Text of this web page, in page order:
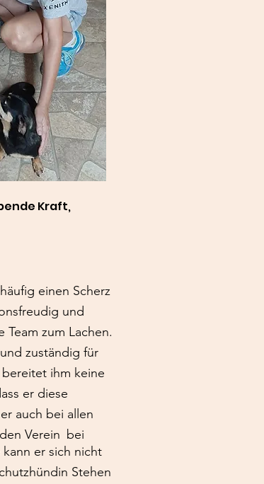
Kraft,
einen Scherz
und
zum Lachen.
zuständig für
ihm keine
er diese
auch bei allen
Verein bei
er sich nicht
Stehen